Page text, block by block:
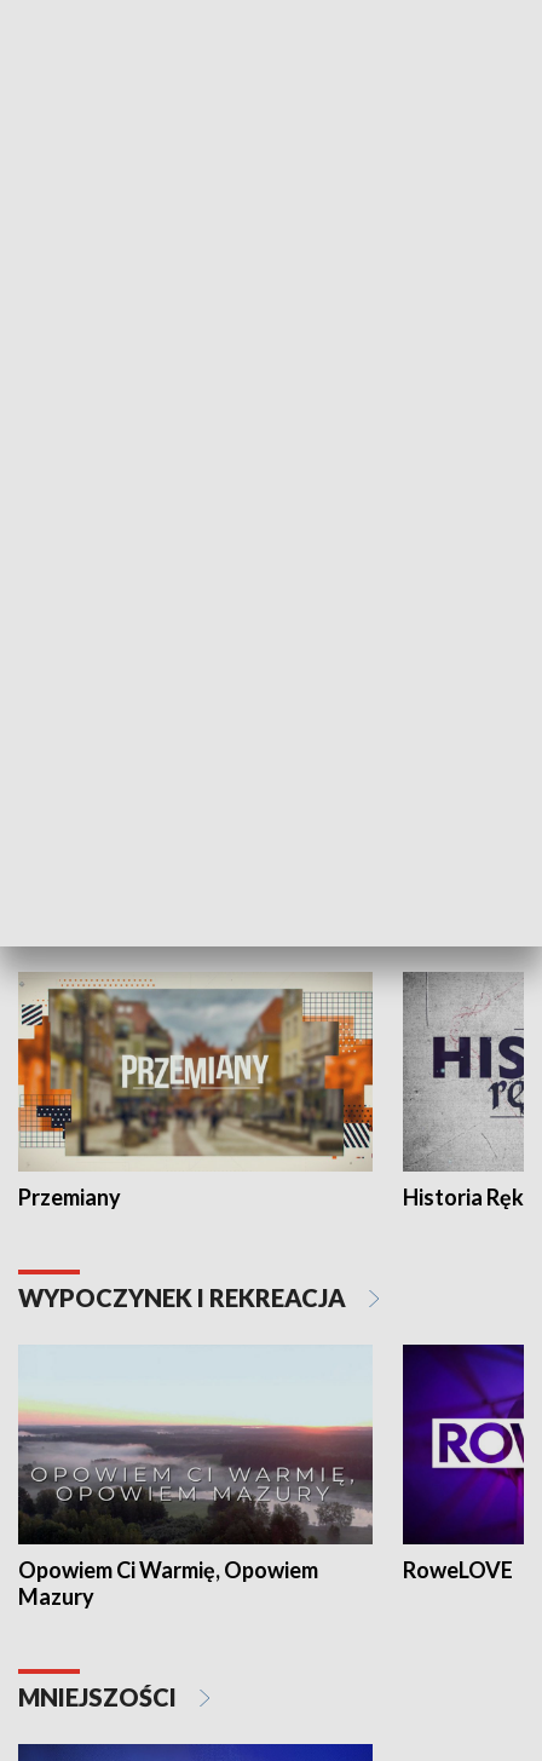
Przemiany Historia Ręką
WYPOCZYNEK I REKREACJA
Opowiem Ci Warmię, Opowiem
Mazury
RoweLOVE
MNIEJSZOŚCI